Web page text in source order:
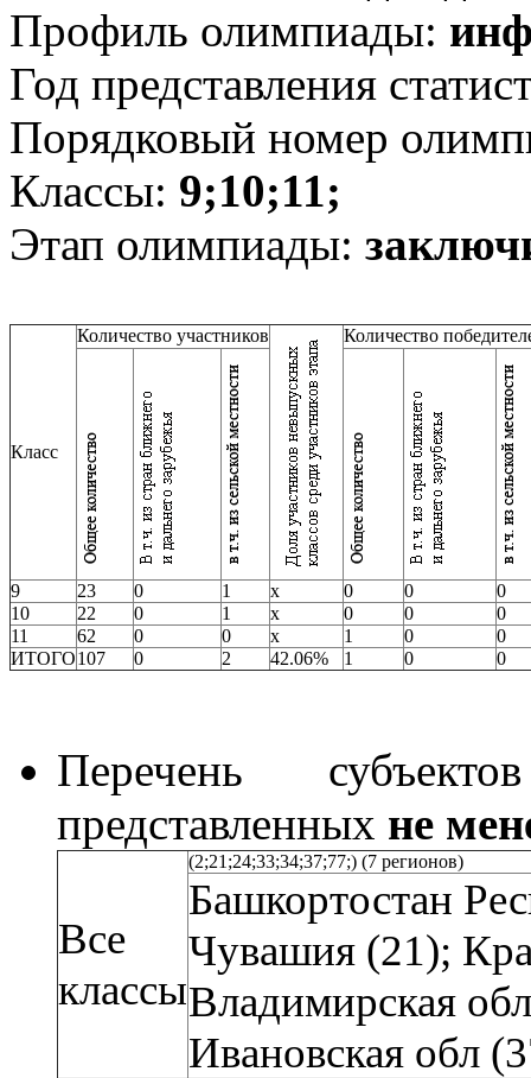
Профиль олимпиады:
Год представления
Порядковый номер
Классы: 9;10;11;
Этап олимпиады:
Класс
Количество участников Количество
9 23 0 1 х 0 0
0
10
22 0 1 х 0 0
0
11
62 0 0 х 1 0
0
ИТОГО107 0 2 42.06% 1 0 0
Перечень
представленных не
Все
классы
(2;21;24;33;34;37;77;) (7 регионов)
Башкортостан
Чувашия (21);
Владимирская
Ивановская обл